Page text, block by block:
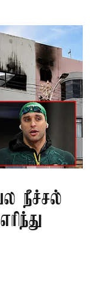
நீச்சல்